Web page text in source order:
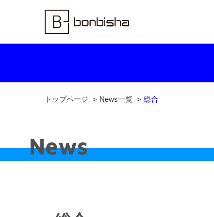
トップページ News一覧 総合
News